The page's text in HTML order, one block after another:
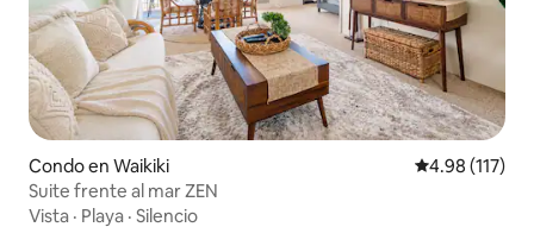
Condo en Waikiki Calificación
4.98 (117)
Suite frente al mar ZEN
Vista · Playa · Silencio